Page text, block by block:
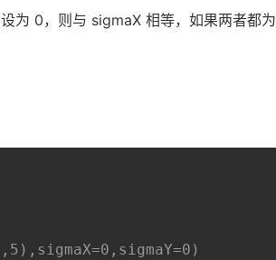
为 0，则与 sigmaX 相等，如果两者都为